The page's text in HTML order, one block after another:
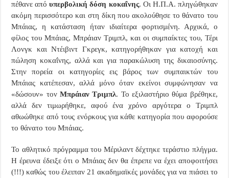
πέθανε απόυπερβολική δόση κοκαΐνης. Οι Η.Π.Α. πληγώθηκαν
ακόμη περισσότερο και στη δίκη που ακολούθησε το θάνατο του
Μπάιας, η κατάσταση ήταν ιδιαίτερα φορτισμένη. Αρχικά, ο
φίλος του Μπάιας, Μπράιαν Τριμπλ, και οι συμπαίκτες του, Τέρι
Λονγκ και Ντέιβιντ Γκρεγκ, κατηγορήθηκαν για κατοχή και
πώληση κοκαΐνης, αλλά και για παρακώλυση της δικαιοσύνης.
Στην πορεία οι κατηγορίες εις βάρος των συμπαικτών του
Μπάιας κατέπεσαν, αλλά μόνο όταν εκείνοι συμφώνησαν να
«δώσουν» τον Μπράιαν Τριμπλ. Το εξιλαστήριο θύμα βρέθηκε,
αλλά δεν τιμωρήθηκε, αφού ένα χρόνο αργότερα ο Τριμπλ
αθωώθηκε από τους ενόρκους για κάθε κατηγορία που αφορούσε
το θάνατο του Μπάιας.
Το αθλητικό πρόγραμμα του Μέριλαντ δέχτηκε τεράστιο πλήγμα.
Η έρευνα έδειξε ότι ο Μπάιας δεν θα έπρεπε να έχει αποφοιτήσει
(!!!) καθώς του έλειπαν 21 ακαδημαϊκές μονάδες για να πιάσει το